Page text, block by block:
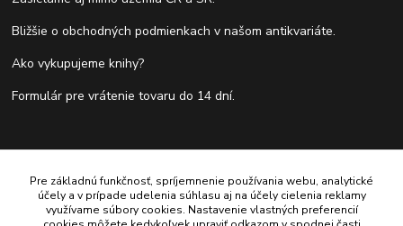
Bližšie o obchodných podmienkach v našom antikvariáte.
Ako vykupujeme knihy?
Formulár pre vrátenie tovaru do 14 dní.
Antikvariát Antikvýchod
Pre základnú funkčnosť, spríjemnenie používania webu, analytické
účely a v prípade udelenia súhlasu aj na účely cielenia reklamy
využívame súbory cookies. Nastavenie vlastných preferencií